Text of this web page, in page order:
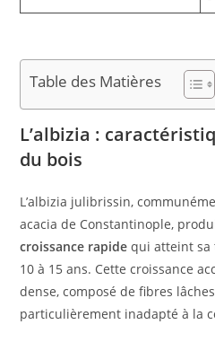
Table des Matières
L’albizia :
du bois
L’albizia julibrissin,
acacia de Constantinople,
croissance rapide qui atteint sa
10 à 15 ans. Cette croissance
dense, composé de fibres
particulièrement inadapté à la